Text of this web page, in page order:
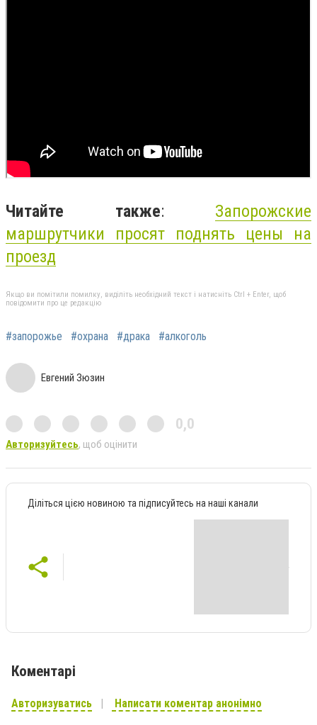
Читайте также: Запорожские
маршрутчики просят поднять цены на
проезд
Якщо ви помітили помилку, виділіть необхідний текст і натисніть Ctrl + Enter, щоб
повідомити про це редакцію
#запорожье #охрана #драка #алкоголь
Евгений Зюзин
0,0
Авторизуйтесь, щоб оцінити
Діліться цією новиною та підписуйтесь на наші канали
Коментарі
Авторизуватись Написати коментар анонімно